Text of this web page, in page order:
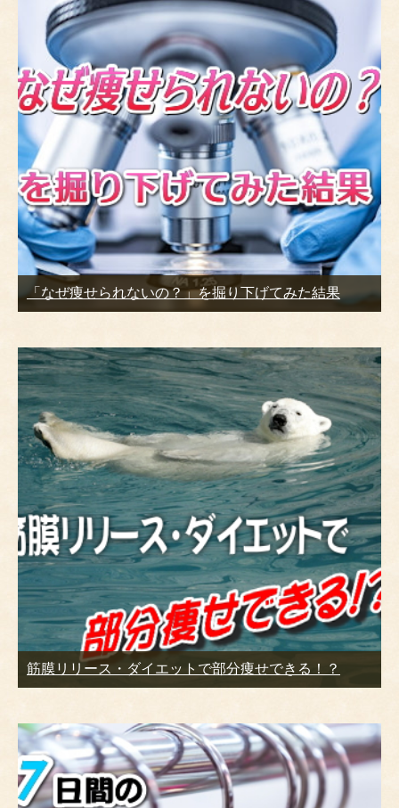
「なぜ痩せられないの？」を掘り下げてみた結果
筋膜リリース・ダイエットで部分痩せできる！？